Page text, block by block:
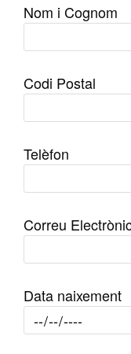
Nom i Cognom
Codi Postal
Telèfon
Correu
Data naixement